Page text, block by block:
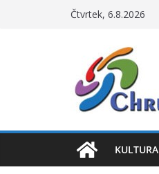
Čtvrtek, 6.8.2026
KULTURA